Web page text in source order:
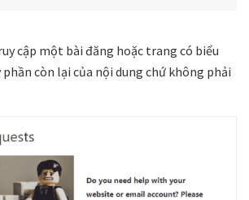
cập một bài đăng hoặc trang có biểu
còn lại của nội dung chứ không phải